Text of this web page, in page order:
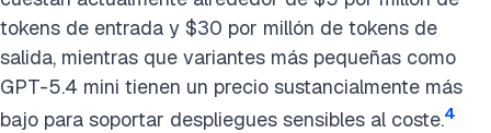
tokens de entrada y $30 por millón de tokens de
salida, mientras que variantes más pequeñas como
GPT-5.4 mini tienen un precio sustancialmente más
bajo para soportar despliegues sensibles al coste.4